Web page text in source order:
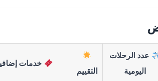
عدد الرحلات
اليومية
التقييم
خدمات